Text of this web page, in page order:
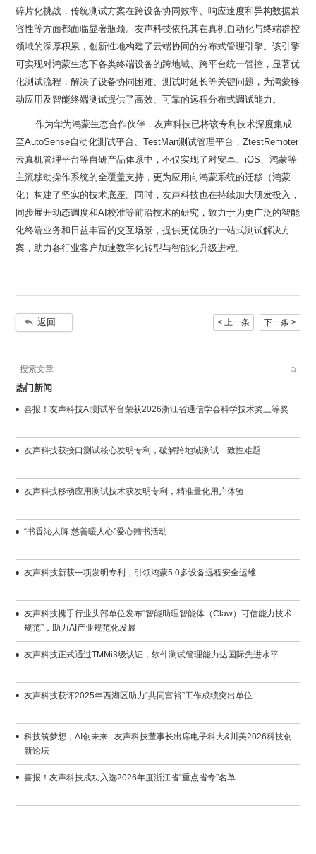
热门新闻
喜报！友声科技AI测试平台荣获2026浙江省通信学会科学技术奖三等奖
友声科技获接口测试核心发明专利，破解跨地域测试一致性难题
友声科技移动应用测试技术获发明专利，精准量化用户体验
“书香沁人脾 慈善暖人心”爱心赠书活动
友声科技新获一项发明专利，引领鸿蒙5.0多设备远程安全运维
规范”，助力AI产业规范化发展
友声科技正式通过TMMi3级认证，软件测试管理能力达国际先进水平
友声科技获评2025年西湖区助力“共同富裕”工作成绩突出单位
新论坛
喜报！友声科技成功入选2026年度浙江省“重点省专”名单
动应用及智能终端测试提供了高效、可靠的远程分布式调试能力。
案，助力各行业客户加速数字化转型与智能化升级进程。
返回 < 上一条 下一条 >